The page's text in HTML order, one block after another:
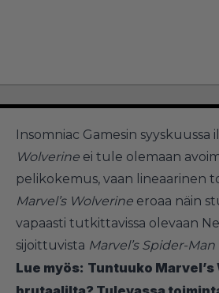
Insomniac Gamesin syyskuussa
Wolverine ei tule olemaan
pelikokemus, vaan lineaarinen
Marvel’s Wolverine eroaa näin
vapaasti tutkittavissa olevaan
sijoittuvista Marvel’s Spider-Man
Lue myös: Tuntuuko